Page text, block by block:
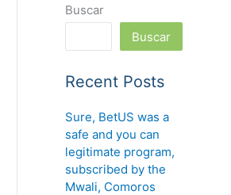
Buscar
Buscar
Recent Posts
Sure, BetUS was a
safe and you can
legitimate program,
subscribed by the
Mwali, Comoros